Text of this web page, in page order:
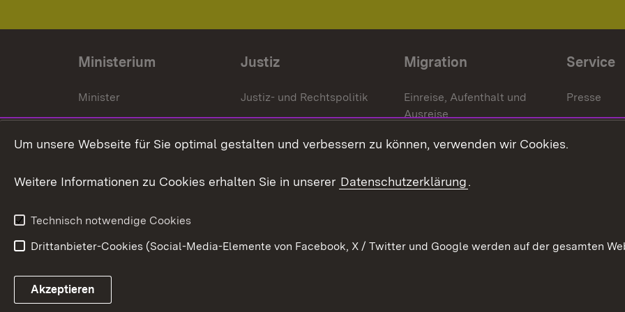
Ministerium
Minister
Staatssekrektär
Ministerialdirektorin
Organigramm
Justiz
Justiz- und Rechtspolitik
Gerichte und
Staatsanwaltschaften
Migration
Einreise, Aufenthalt und
Ausreise
Asylbewerber und
Erlasse und
Service
Presse
Link zum Landesportal
Um unsere Webseite für Sie optimal gestalten und verbessern zu können, verwenden wir Cookies.
Weitere Informationen zu Cookies erhalten Sie in unserer Datenschutzerklärung.
Technisch notwendige Cookies
Drittanbieter-Cookies (Social-Media-Elemente von Facebook, X / Twitter und Google werden auf der gesamten
Akzeptieren